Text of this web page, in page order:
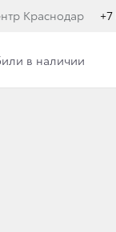
Краснодар
в наличии